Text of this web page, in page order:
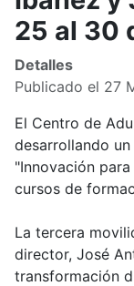
25 al 30
Detalles
Publicado el 27
El Centro de
desarrollando
"Innovación
cursos de
La tercera
director, José
transformación